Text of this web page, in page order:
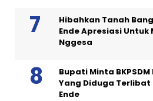
Hibahkan Tanah
Ende Apresiasi Untuk
Nggesa
Bupati Minta
Yang Diduga
Ende